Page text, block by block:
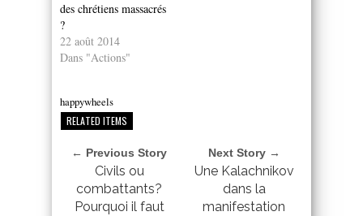
des chrétiens massacrés
?
22 août 2014
Dans "Actions"
happywheels
RELATED ITEMS
← Previous Story
Civils ou
combattants?
Pourquoi il faut
Next Story →
Une Kalachnikov
dans la
manifestation